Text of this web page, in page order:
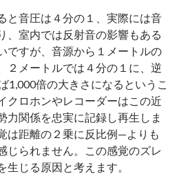
と音圧は４分の１、実際には音
、室内では反射音の影響もある
ですが、音源から１メートルの
２メートルでは４分の１に、逆
1,000倍の大きさになるというこ
クロホンやレコーダーはこの近
力関係を忠実に記録し再生しま
は距離の２乗に反比例—よりも
じられません。この感覚のズレ
じる原因と考えます。